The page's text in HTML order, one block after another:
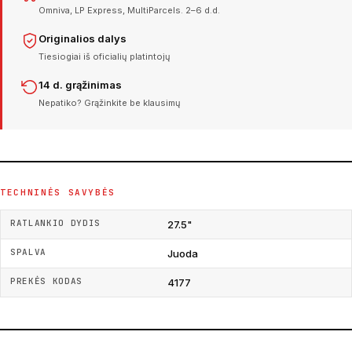
Omniva, LP Express, MultiParcels. 2–6 d.d.
Originalios dalys
Tiesiogiai iš oficialių platintojų
14 d. grąžinimas
Nepatiko? Grąžinkite be klausimų
TECHNINĖS SAVYBĖS
RATLANKIO DYDIS 27.5"
SPALVA Juoda
PREKĖS KODAS 4177